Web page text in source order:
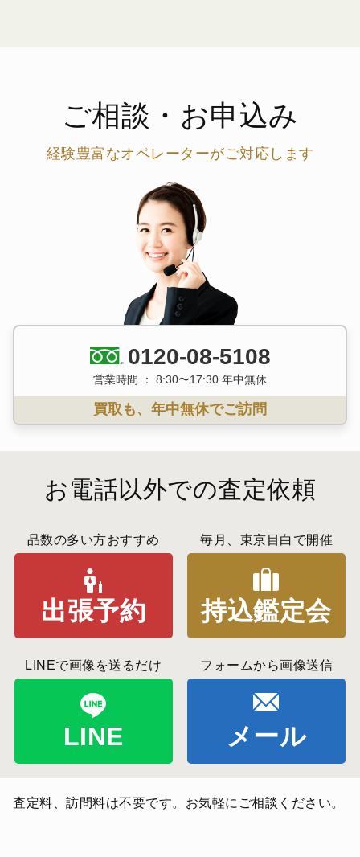
ご相談・お申込み
経験豊富なオペレーターがご対応します
0120-08-5108
営業時間 ： 8:30〜17:30 年中無休
買取も、年中無休でご訪問
お電話以外での査定依頼
品数の多い方おすすめ
出張予約
毎月、東京目白で開催
持込鑑定会
LINEで画像を送るだけ
LINE
フォームから画像送信
メール
査定料、訪問料は不要です。お気軽にご相談ください。